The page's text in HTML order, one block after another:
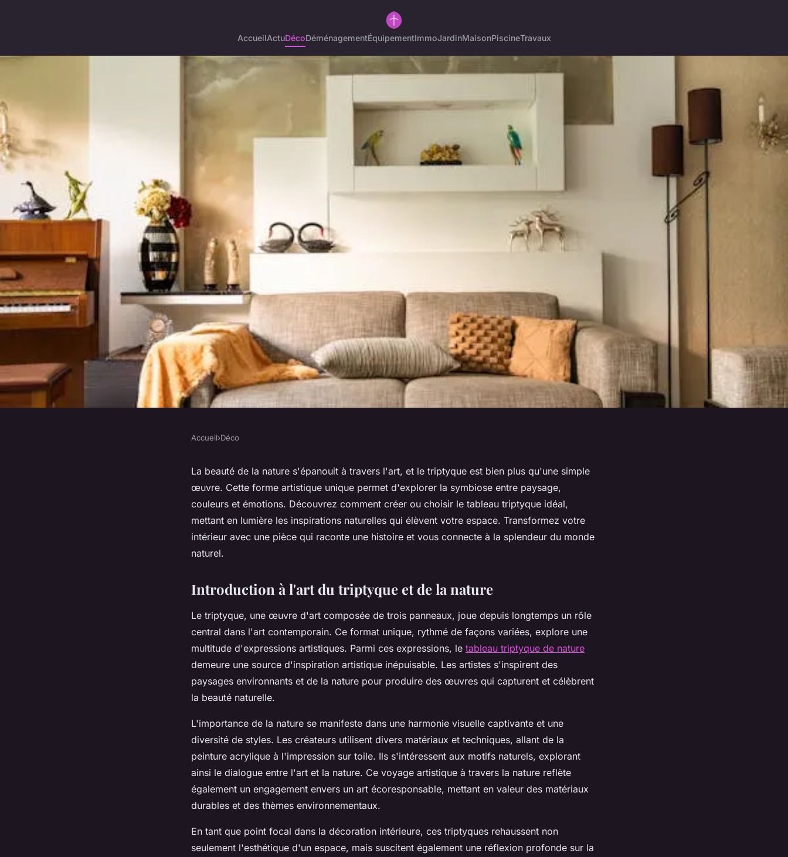
AccueilActuDécoDéménagementÉquipementImmoJardinMaisonPiscineTravaux
L'art de la nature : découvrez le tableau
triptyque idéal
Accueil›Déco
La beauté de la nature s'épanouit à travers l'art, et le triptyque est bien plus qu'une simple
œuvre. Cette forme artistique unique permet d'explorer la symbiose entre paysage,
couleurs et émotions. Découvrez comment créer ou choisir le tableau triptyque idéal,
mettant en lumière les inspirations naturelles qui élèvent votre espace. Transformez votre
intérieur avec une pièce qui raconte une histoire et vous connecte à la splendeur du monde
naturel.
Introduction à l'art du triptyque et de la nature
Le triptyque, une œuvre d'art composée de trois panneaux, joue depuis longtemps un rôle
central dans l'art contemporain. Ce format unique, rythmé de façons variées, explore une
multitude d'expressions artistiques. Parmi ces expressions, le tableau triptyque de nature
demeure une source d'inspiration artistique inépuisable. Les artistes s'inspirent des
paysages environnants et de la nature pour produire des œuvres qui capturent et célèbrent
la beauté naturelle.
L'importance de la nature se manifeste dans une harmonie visuelle captivante et une
diversité de styles. Les créateurs utilisent divers matériaux et techniques, allant de la
peinture acrylique à l'impression sur toile. Ils s'intéressent aux motifs naturels, explorant
ainsi le dialogue entre l'art et la nature. Ce voyage artistique à travers la nature reflète
également un engagement envers un art écoresponsable, mettant en valeur des matériaux
durables et des thèmes environnementaux.
En tant que point focal dans la décoration intérieure, ces triptyques rehaussent non
seulement l'esthétique d'un espace, mais suscitent également une réflexion profonde sur la